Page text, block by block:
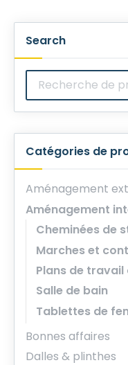
Search
Recherche
pour :
Catégories de
Aménagement
Aménagement
Cheminées de
Marches et
Plans de travail
Salle de bain
Tablettes de
Bonnes affaires
Dalles & plinthes